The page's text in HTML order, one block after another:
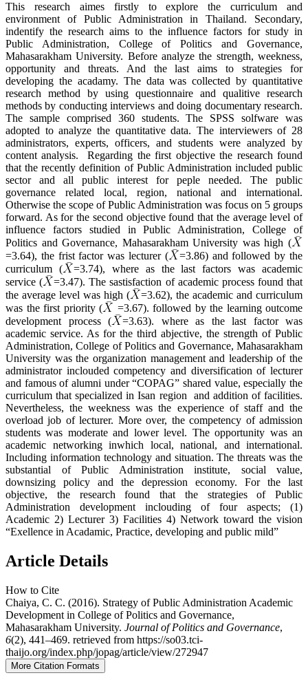
This research aimes firstly to explore the curriculum and
environment of Public Administration in Thailand. Secondary,
indentify the research aims to the influence factors for study in
Public Administration, College of Politics and Governance,
Mahasarakham University. Before analyze the strength, weekness,
opportunity and threats. And the last aims to strategies for
developing the acadamy. The data was collected by quantitative
research method by using questionnaire and qualitive research
methods by conducting interviews and doing documentary research.
The sample comprised 360 students. The SPSS solfware was
adopted to analyze the quantitative data. The interviewers of 28
administrators, experts, officers, and students were analyzed by
content analysis. Regarding the first objective the research found
that the recently definition of Public Administration included public
sector and all public interest for peple needed. The public
governance related local, region, national and international.
Otherwise the scope of Public Administration was focus on 5 groups
forward. As for the second objective found that the average level of
influence factors studied in Public Administration, College of
Politics and Governance, Mahasarakham University was high (
=3.64), the frist factor was lecturer (
=3.86) and followed by the
curriculum (
=3.74), where as the last factors was academic
service (
=3.47). The sastisfaction of academic process found that
the average level was high (
=3.62), the academic and curriculum
was the first priority (
=3.67). followed by the learning outcome
development process (
=3.63). where as the last factor was
academic service. As for the third abjective, the strength of Public
Administration, College of Politics and Governance, Mahasarakham
University was the organization management and leadership of the
administrator inclouded competency and diversification of lecturer
and famous of alumni under “COPAG” shared value, especially the
curriculum that specialized in Isan region and addition of facilities.
Nevertheless, the weekness was the experience of staff and the
overload job of lecturer. More over, the competency of admission
students was moderate and lower level. The opportunity was an
academic networking inwhich local, national, and international.
Including information technology and situation. The threats was the
substantial of Public Administration institute, social value,
downsizing policy and the depression economy. For the last
objective, the research found that the strategies of Public
Administration development inclouding of four aspects; (1)
Academic 2) Lecturer 3) Facilities 4) Network toward the vision
“Exellence in Acadamic, Practice, developing and public mild”
Article Details
How to Cite
Chaiya, C. C. (2016). Strategy of Public Administration Academic
Development in College of Politics and Governance,
Mahasarakham University. Journal of Politics and Governance,
6(2), 441–469. retrieved from https://so03.tci-
thaijo.org/index.php/jopag/article/view/272947
More Citation Formats